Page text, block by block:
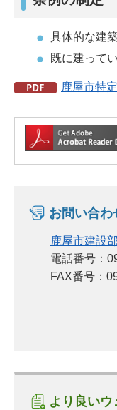
具体的な建
既に建って
鹿屋市特
お問い合わ
鹿屋市建設
電話番号：
FAX番号：
より良い